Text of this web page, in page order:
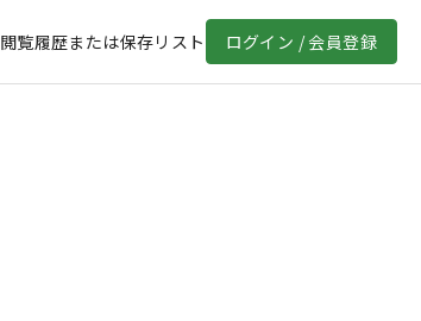
閲覧履歴または保存リスト ログイン / 会員登録